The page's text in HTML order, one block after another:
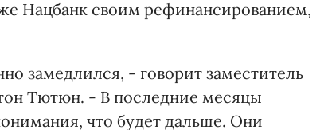
Нацбанк своим рефинансированием,
замедлился, - говорит заместитель
Тютюн. - В последние месяцы
что будет дальше. Они